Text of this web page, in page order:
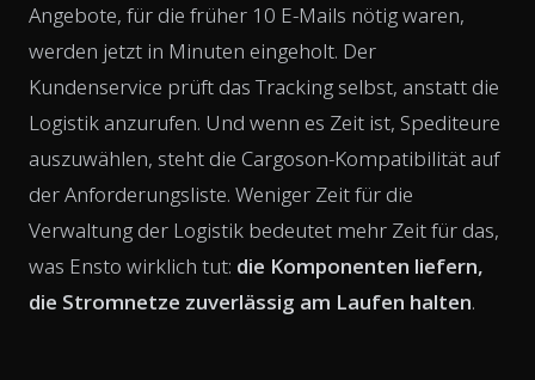
Angebote, für die früher 10 E-Mails nötig waren,
werden jetzt in Minuten eingeholt. Der
Kundenservice prüft das Tracking selbst, anstatt die
Logistik anzurufen. Und wenn es Zeit ist, Spediteure
auszuwählen, steht die Cargoson-Kompatibilität auf
der Anforderungsliste. Weniger Zeit für die
Verwaltung der Logistik bedeutet mehr Zeit für das,
was Ensto wirklich tut: die Komponenten liefern,
die Stromnetze zuverlässig am Laufen halten.